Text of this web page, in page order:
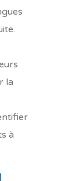
la
à